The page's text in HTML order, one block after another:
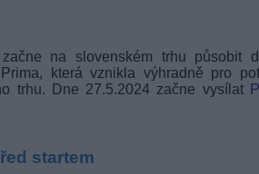
na slovenském trhu působit
která vznikla výhradně pro
trhu. Dne 27.5.2024 začne vysílat
startem